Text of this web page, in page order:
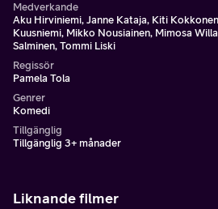
Medverkande
Aku Hirviniemi, Janne Kataja, Kiti
Kuusniemi, Mikko Nousiainen, Mimosa
Salminen, Tommi Liski
Regissör
Pamela Tola
Genrer
Komedi
Tillgänglig
Tillgänglig 3+ månader
Liknande filmer